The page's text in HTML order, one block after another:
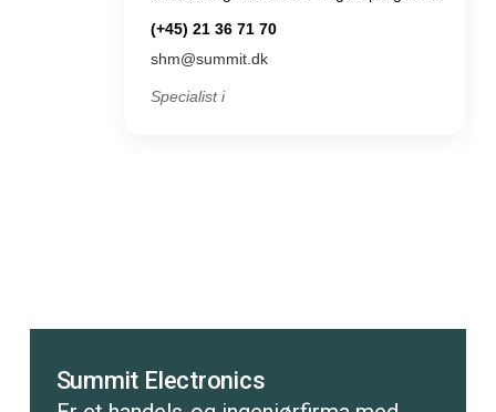
(+45) 21 36 71 70
shm@summit.dk
Specialist i
Summit Electronics